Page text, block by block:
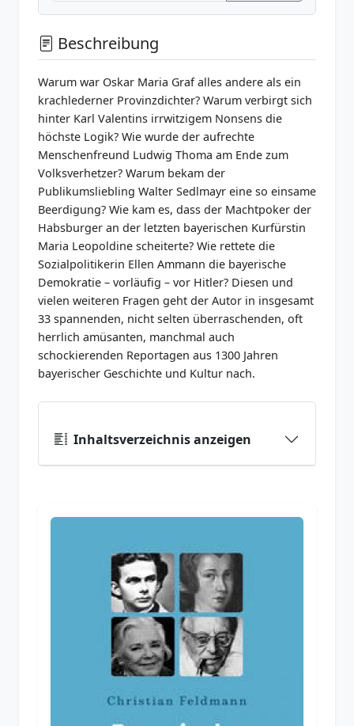
Beschreibung
Warum war Oskar Maria Graf alles andere als ein
krachlederner Provinzdichter? Warum verbirgt sich
hinter Karl Valentins irrwitzigem Nonsens die
höchste Logik? Wie wurde der aufrechte
Menschenfreund Ludwig Thoma am Ende zum
Volksverhetzer? Warum bekam der
Publikumsliebling Walter Sedlmayr eine so einsame
Beerdigung? Wie kam es, dass der Machtpoker der
Habsburger an der letzten bayerischen Kurfürstin
Maria Leopoldine scheiterte? Wie rettete die
Sozialpolitikerin Ellen Ammann die bayerische
Demokratie – vorläufig – vor Hitler? Diesen und
vielen weiteren Fragen geht der Autor in insgesamt
33 spannenden, nicht selten überraschenden, oft
herrlich amüsanten, manchmal auch
schockierenden Reportagen aus 1300 Jahren
bayerischer Geschichte und Kultur nach.
Inhaltsverzeichnis anzeigen